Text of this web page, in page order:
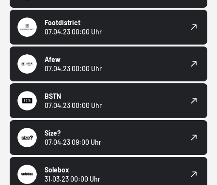
Footdistrict
07.04.23 00:00 Uhr
Afew
07.04.23 00:00 Uhr
BSTN
07.04.23 00:00 Uhr
Size?
07.04.23 09:00 Uhr
Solebox
31.03.23 00:00 Uhr